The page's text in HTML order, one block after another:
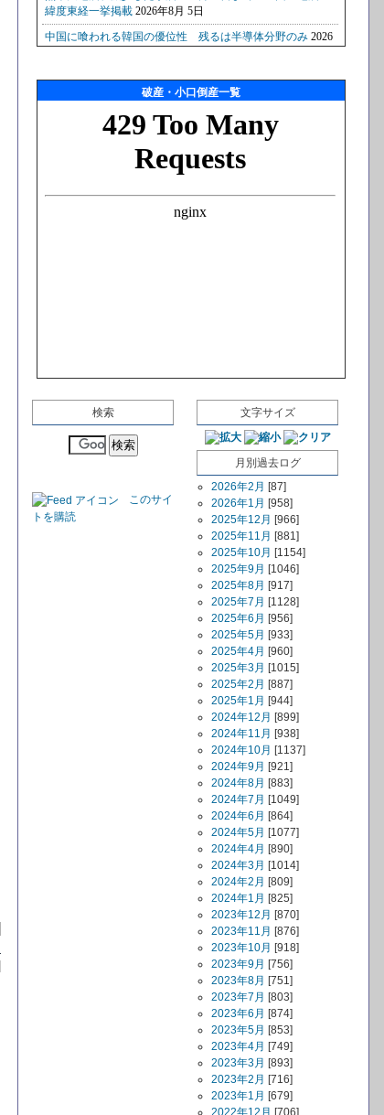
破産・小口倒産一覧
検索
このサイ
トを購読
文字サイズ
月別過去ログ
2026年2月 [87]
2026年1月 [958]
2025年12月 [966]
2025年11月 [881]
2025年10月 [1154]
2025年9月 [1046]
2025年8月 [917]
2025年7月 [1128]
2025年6月 [956]
2025年5月 [933]
2025年4月 [960]
2025年3月 [1015]
2025年2月 [887]
2025年1月 [944]
2024年12月 [899]
2024年11月 [938]
2024年10月 [1137]
2024年9月 [921]
2024年8月 [883]
2024年7月 [1049]
2024年6月 [864]
2024年5月 [1077]
2024年4月 [890]
2024年3月 [1014]
2024年2月 [809]
2024年1月 [825]
2023年12月 [870]
2023年11月 [876]
2023年10月 [918]
2023年9月 [756]
2023年8月 [751]
2023年7月 [803]
2023年6月 [874]
2023年5月 [853]
2023年4月 [749]
2023年3月 [893]
2023年2月 [716]
2023年1月 [679]
2022年12月 [706]